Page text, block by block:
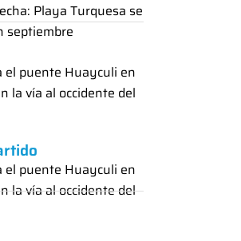
Playa Turquesa se
septiembre
el puente Huayculi en
la vía al occidente del
el puente Huayculi en
la vía al occidente del